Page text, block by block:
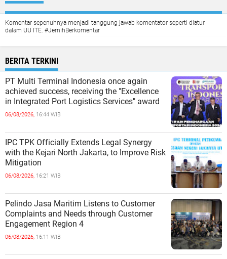
Komentar sepenuhnya menjadi tanggung jawab komentator seperti diatur
dalam UU ITE. #JernihBerkomentar
BERITA TERKINI
PT Multi Terminal Indonesia once again
achieved success, receiving the "Excellence
in Integrated Port Logistics Services" award
06/08/2026, 16:44 WIB
IPC TPK Officially Extends Legal Synergy
with the Kejari North Jakarta, to Improve Risk
Mitigation
06/08/2026, 16:21 WIB
Pelindo Jasa Maritim Listens to Customer
Complaints and Needs through Customer
Engagement Region 4
06/08/2026, 16:11 WIB